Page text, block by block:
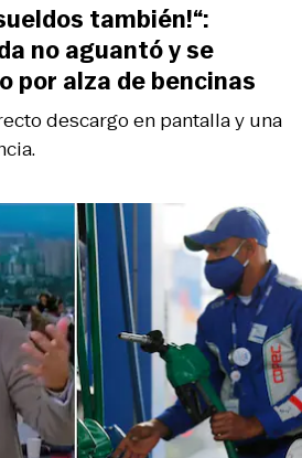
descargo en pantalla y una
también!“:
no aguantó y se
por alza de bencinas